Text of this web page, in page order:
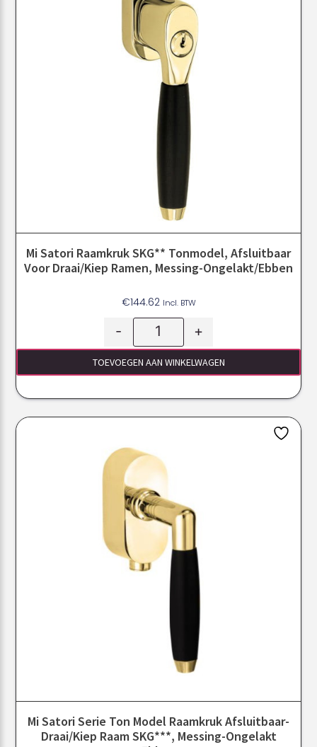
Mi Satori Raamkruk SKG** Tonmodel, Afsluitbaar
Voor Draai/kiep Ramen, Messing-Ongelakt/ebben
€144.62 Incl. BTW
- +
TOEVOEGEN AAN WINKELWAGEN
Mi Satori Serie Ton Model Raamkruk Afsluitbaar-
Draai/kiep Raam SKG***, Messing-Ongelakt